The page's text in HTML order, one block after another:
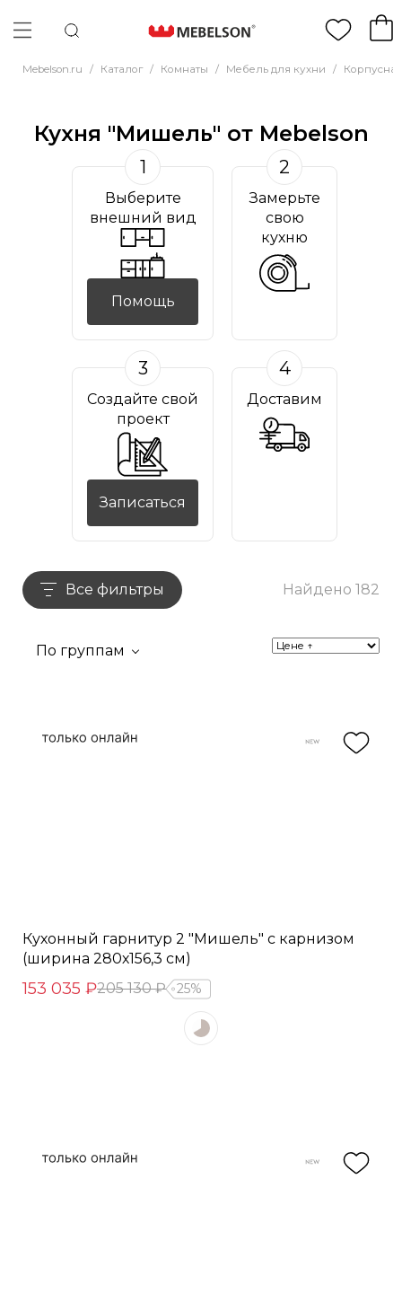
Mebelson.ru / Каталог / Комнаты / Мебель для кухни /
Кухня "Мишель" от Mebelson
1
Выберите
внешний вид
Помощь
2
Замерьте
свою
кухню
3
Создайте свой
проект
Записаться
4
Доставим
Все фильтры Найдено 182
По группам
Кухонный гарнитур 2 "Мишель" с карнизом
(ширина 280х156,3 см)
153 035 ₽205 130 ₽ 25%